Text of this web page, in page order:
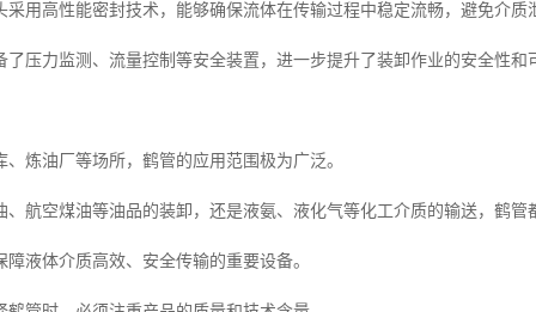
采用高性能密封技术，能够确保流体在传输过程中稳定流畅，避免介质
了压力监测、流量控制等安全装置，进一步提升了装卸作业的安全性和
、炼油厂等场所，鹤管的应用范围极为广泛。
、航空煤油等油品的装卸，还是液氨、液化气等化工介质的输送，鹤管
液体介质高效、安全传输的重要设备。